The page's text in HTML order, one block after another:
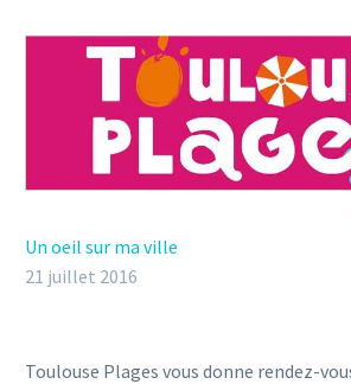
Un oeil sur ma ville
21 juillet 2016
Toulouse Plages vous donne rendez-